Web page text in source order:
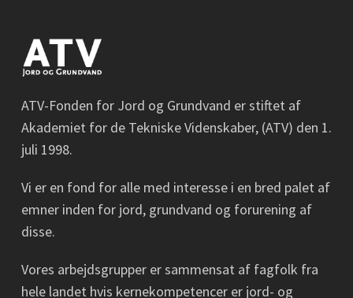
ATV-Fonden for Jord og Grundvand er stiftet af
Akademiet for de Tekniske Videnskaber, (ATV) den 1.
juli 1998.
Vi er en fond for alle med interesse i en bred palet af
emner inden for jord, grundvand og forurening af
disse.
Vores arbejdsgrupper er sammensat af fagfolk fra
hele landet hvis kernekompetencer er jord- og